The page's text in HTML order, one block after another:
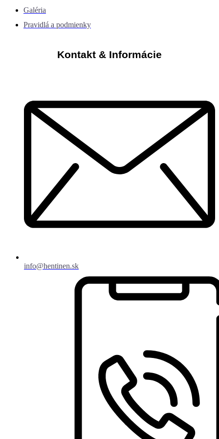
Galéria
Pravidlá a podmienky
Kontakt & Informácie
info@hentinen.sk